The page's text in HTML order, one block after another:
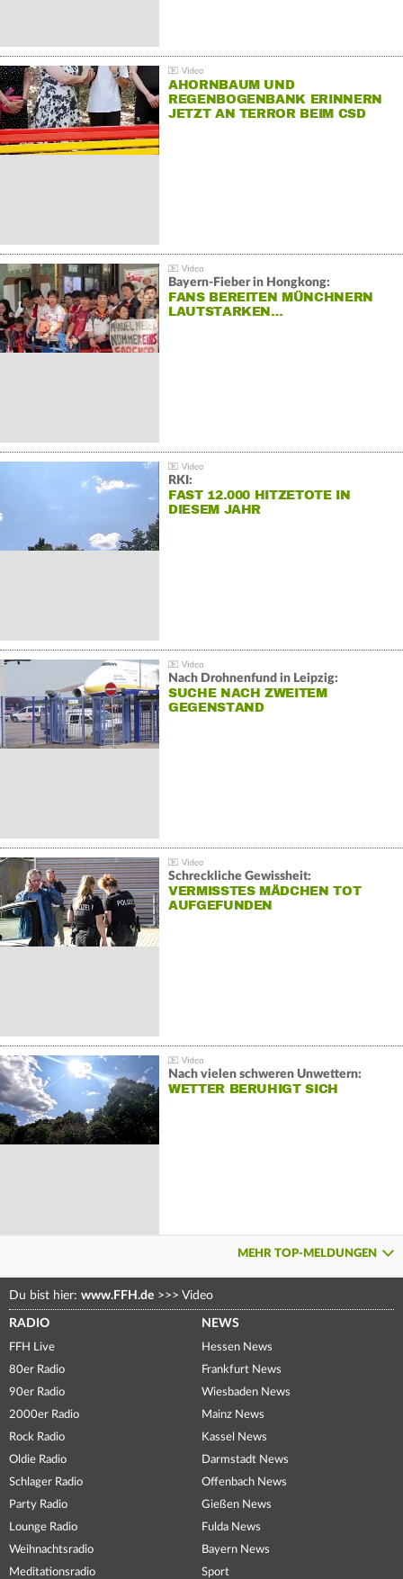
AHORNBAUM UND
REGENBOGENBANK ERINNERN
JETZT AN TERROR BEIM CSD
Bayern-Fieber in Hongkong:
FANS BEREITEN MÜNCHNERN
LAUTSTARKEN…
RKI:
FAST 12.000 HITZETOTE IN
DIESEM JAHR
Nach Drohnenfund in Leipzig:
SUCHE NACH ZWEITEM
GEGENSTAND
Schreckliche Gewissheit:
VERMISSTES MÄDCHEN TOT
AUFGEFUNDEN
Nach vielen schweren Unwettern:
WETTER BERUHIGT SICH
MEHR TOP-MELDUNGEN
Du bist hier: www.FFH.de >>> Video
RADIO
FFH Live
80er Radio
90er Radio
2000er Radio
Rock Radio
Oldie Radio
Schlager Radio
Party Radio
Lounge Radio
Weihnachtsradio
Meditationsradio
NEWS
Hessen News
Frankfurt News
Wiesbaden News
Mainz News
Kassel News
Darmstadt News
Offenbach News
Gießen News
Fulda News
Bayern News
Sport